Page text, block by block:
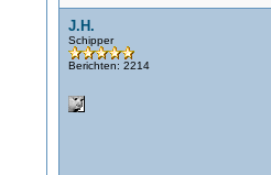
J.H.
Schipper
Berichten: 2214